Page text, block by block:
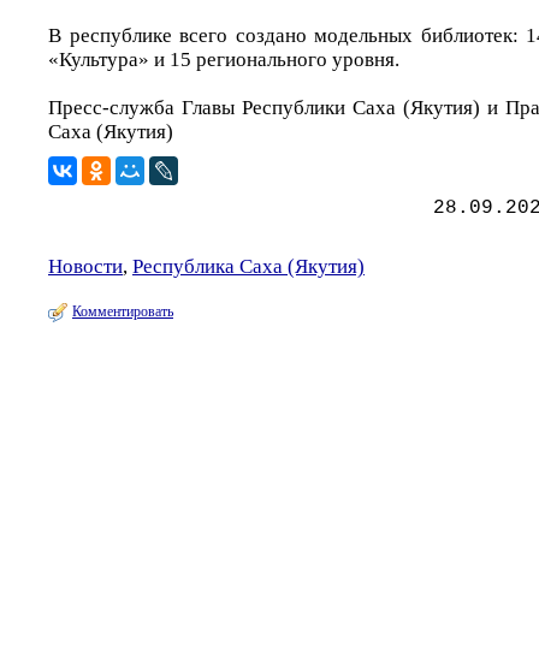
В республике всего создано модельных библиотек:
«Культура» и 15 регионального уровня.
Пресс-служба Главы Республики Саха (Якутия) и
Саха (Якутия)
Новости, Республика Саха (Якутия)
Комментировать